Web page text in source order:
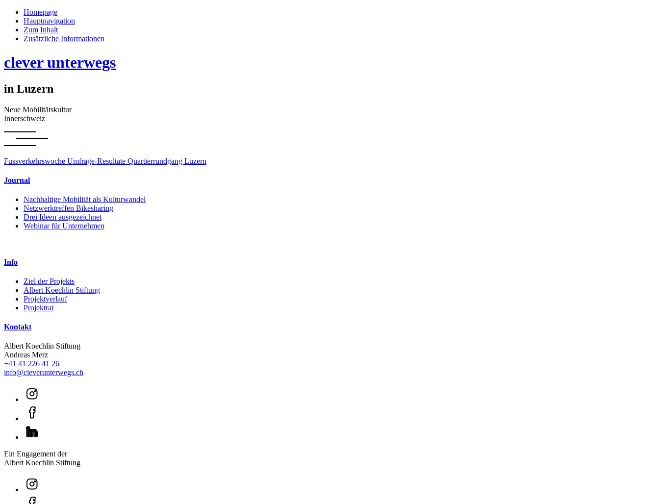
Homepage
Hauptnavigation
Zum Inhalt
Zusätzliche Informationen
clever unterwegs
in Luzern
Neue Mobilitätskultur
Innerschweiz
Fussverkehrswoche Umfrage-Resultate Quartierrundgang Luzern
Journal
Nachhaltige Mobilität als Kulturwandel
Netzwerktreffen Bikesharing
Drei Ideen ausgezeichnet
Webinar für Unternehmen
Info
Ziel der Projekts
Albert Koechlin Stiftung
Projektverlauf
Projektrat
Kontakt
Albert Koechlin Stiftung
Andreas Merz
+41 41 226 41 26
info@cleverunterwegs.ch
Ein Engagement der
Albert Koechlin Stiftung